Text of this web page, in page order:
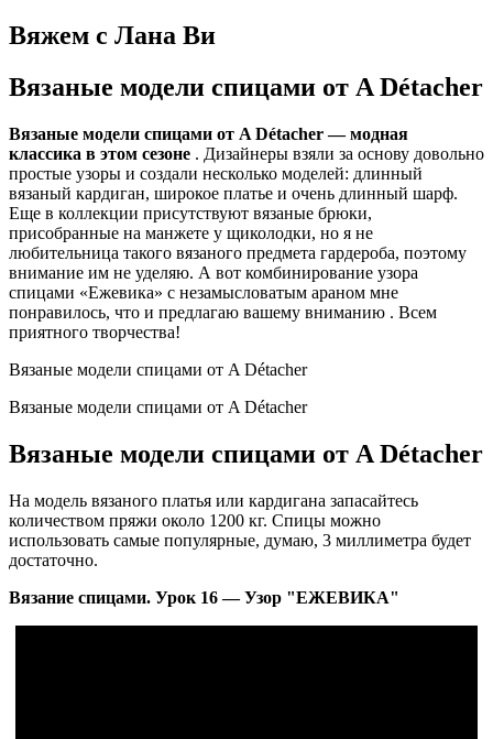
Вяжем с Лана Ви
Вязаные модели спицами от A Détacher
Вязаные модели спицами от A Détacher — модная
классика в этом сезоне . Дизайнеры взяли за основу довольно
простые узоры и создали несколько моделей: длинный
вязаный кардиган, широкое платье и очень длинный шарф.
Еще в коллекции присутствуют вязаные брюки,
присобранные на манжете у щиколодки, но я не
любительница такого вязаного предмета гардероба, поэтому
внимание им не уделяю. А вот комбинирование узора
спицами «Ежевика» с незамысловатым араном мне
понравилось, что и предлагаю вашему вниманию . Всем
приятного творчества!
Вязаные модели спицами от A Détacher
Вязаные модели спицами от A Détacher
Вязаные модели спицами от A Détacher
На модель вязаного платья или кардигана запасайтесь
количеством пряжи около 1200 кг. Спицы можно
использовать самые популярные, думаю, 3 миллиметра будет
достаточно.
Вязание спицами. Урок 16 — Узор "ЕЖЕВИКА"